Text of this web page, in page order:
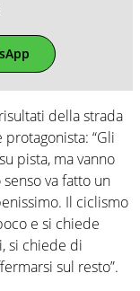
della strada
“Gli
pista, ma vanno
va fatto un
Il ciclismo
e si chiede
si chiede di
sul resto”.